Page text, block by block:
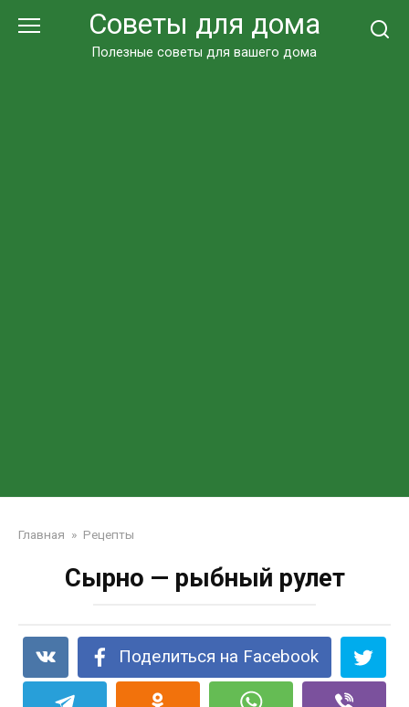
Советы для дома
Полезные советы для вашего дома
Главная » Рецепты
Сырно — рыбный рулет
Поделиться на Facebook